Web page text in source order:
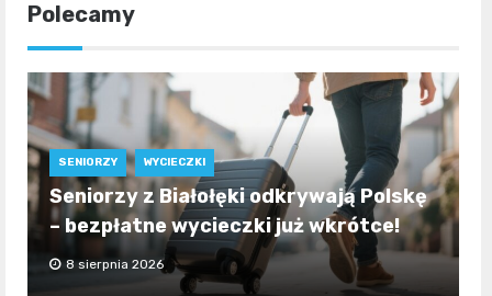
Polecamy
SENIORZY WYCIECZKI
Seniorzy z Białołęki odkrywają Polskę
– bezpłatne wycieczki już wkrótce!
8 sierpnia 2026